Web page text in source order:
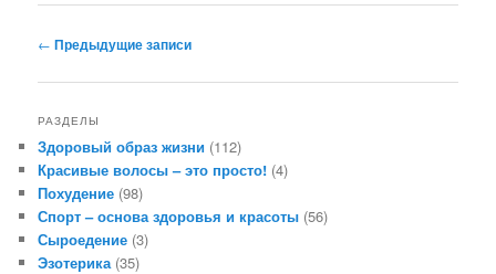
Навигация по записям
← Предыдущие записи
РАЗДЕЛЫ
Здоровый образ жизни (112)
Красивые волосы – это просто! (4)
Похудение (98)
Спорт – основа здоровья и красоты (56)
Сыроедение (3)
Эзотерика (35)